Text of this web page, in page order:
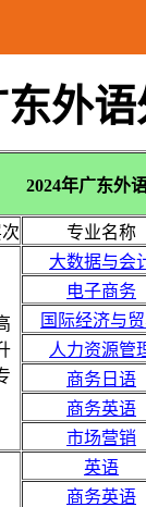
东外
2024年广东外
专业名称
大数据与会
电子商务
国际经济与
人力资源管
商务日语
商务英语
市场营销
英语
商务英语